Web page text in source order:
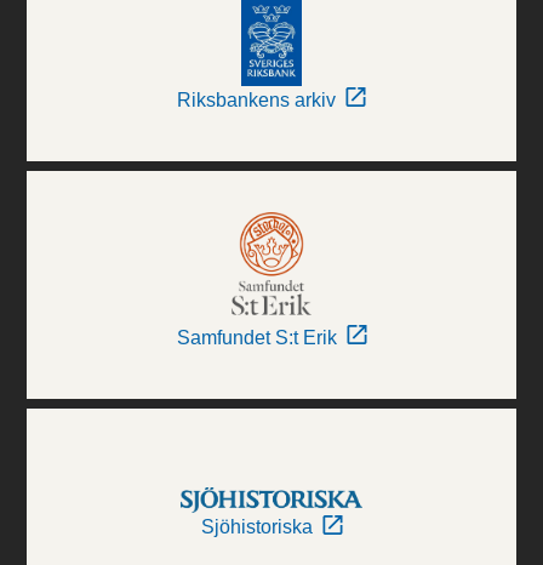
Riksbankens arkiv
Samfundet S:t Erik
Sjöhistoriska